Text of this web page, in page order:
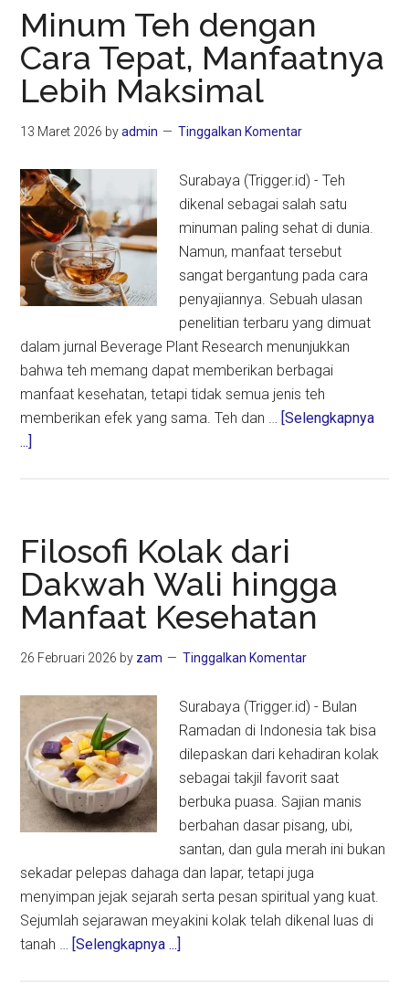
Kebermanfaatan:
Dari
Niat
hingga
Aksi
Nyata
Minum Teh dengan
Cara Tepat, Manfaatnya
Lebih Maksimal
13 Maret 2026 byadmin Tinggalkan Komentar
Surabaya (Trigger.id) - Teh
dikenal sebagai salah satu
minuman paling sehat di dunia.
Namun, manfaat tersebut
sangat bergantung pada cara
penyajiannya. Sebuah ulasan
penelitian terbaru yang dimuat
dalam jurnal Beverage Plant Research menunjukkan
bahwa teh memang dapat memberikan berbagai
manfaat kesehatan, tetapi tidak semua jenis teh
memberikan efek yang sama. Teh dan … [Selengkapnya
...]
Cara
Tepat,
Manfaatnya
Lebih
Maksimal
Filosofi Kolak dari
Dakwah Wali hingga
Manfaat Kesehatan
26 Februari 2026 by zam Tinggalkan Komentar
Surabaya (Trigger.id) - Bulan
Ramadan di Indonesia tak bisa
dilepaskan dari kehadiran kolak
sebagai takjil favorit saat
berbuka puasa. Sajian manis
berbahan dasar pisang, ubi,
santan, dan gula merah ini bukan
sekadar pelepas dahaga dan lapar, tetapi juga
menyimpan jejak sejarah serta pesan spiritual yang kuat.
Sejumlah sejarawan meyakini kolak telah dikenal luas di
tanah … [Selengkapnya ...]